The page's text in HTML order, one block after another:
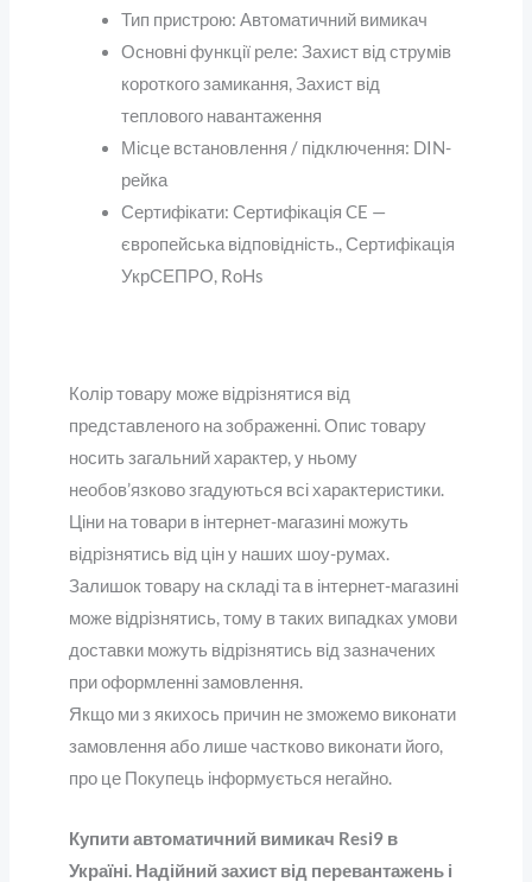
Тип пристрою: Автоматичний вимикач
Основні функції реле: Захист від струмів
короткого замикання, Захист від
теплового навантаження
Місце встановлення / підключення: DIN-
рейка
Сертифікати: Сертифікація CE —
європейська відповідність.,Сертифікація
УкрСЕПРО, RoHs
Колір товару може відрізнятися від
представленого на зображенні. Опис товару
носить загальний характер, у ньому
необов’язково згадуються всі характеристики.
Ціни на товари в інтернет-магазині можуть
відрізнятись від цін у наших шоу-румах.
Залишок товару на складі та в інтернет-магазині
може відрізнятись, тому в таких випадках умови
доставки можуть відрізнятись від зазначених
при оформленні замовлення.
Якщо ми з якихось причин не зможемо виконати
замовлення або лише частково виконати його,
про це Покупець інформується негайно.
Купити автоматичний вимикач Resi9 в
Україні. Надійний захист від перевантажень і